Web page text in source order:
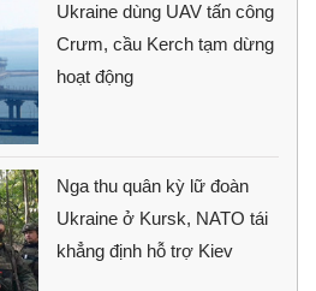
Ukraine dùng UAV tấn công
Crưm, cầu Kerch tạm dừng
hoạt động
Nga thu quân kỳ lữ đoàn
Ukraine ở Kursk, NATO tái
khẳng định hỗ trợ Kiev